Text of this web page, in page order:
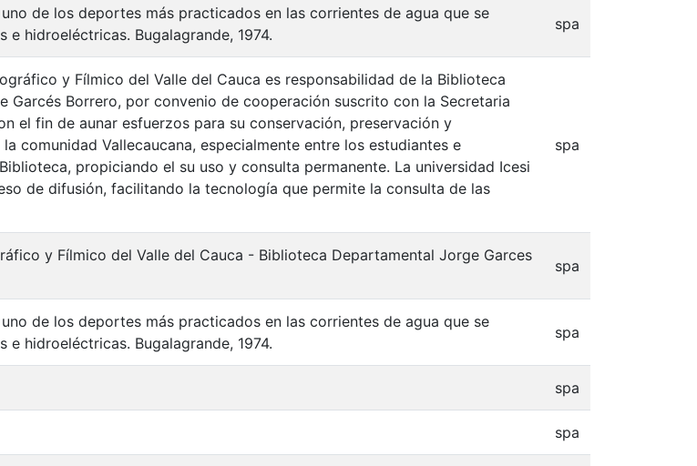
de los deportes más practicados en las corrientes de agua que se
e hidroeléctricas. Bugalagrande, 1974.
spa
y Fílmico del Valle del Cauca es responsabilidad de la Biblioteca
Garcés Borrero, por convenio de cooperación suscrito con la Secretaria
el fin de aunar esfuerzos para su conservación, preservación y
comunidad Vallecaucana, especialmente entre los estudiantes e
propiciando el su uso y consulta permanente. La universidad Icesi
de difusión, facilitando la tecnología que permite la consulta de las
spa
y Fílmico del Valle del Cauca - Biblioteca Departamental Jorge Garces
spa
de los deportes más practicados en las corrientes de agua que se
e hidroeléctricas. Bugalagrande, 1974.
spa
spa
spa